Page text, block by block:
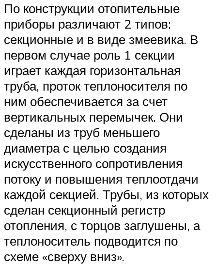
По конструкции отопительные
приборы различают 2 типов:
секционные и в виде змеевика. В
первом случае роль 1 секции
играет каждая горизонтальная
труба, проток теплоносителя по
ним обеспечивается за счет
вертикальных перемычек. Они
сделаны из труб меньшего
диаметра с целью создания
искусственного сопротивления
потоку и повышения теплоотдачи
каждой секцией. Трубы, из которых
сделан секционный регистр
отопления, с торцов заглушены, а
теплоноситель подводится по
схеме «сверху вниз».